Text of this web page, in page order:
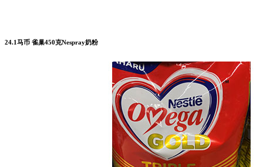
24.1马币 雀巢450克Nespray奶粉